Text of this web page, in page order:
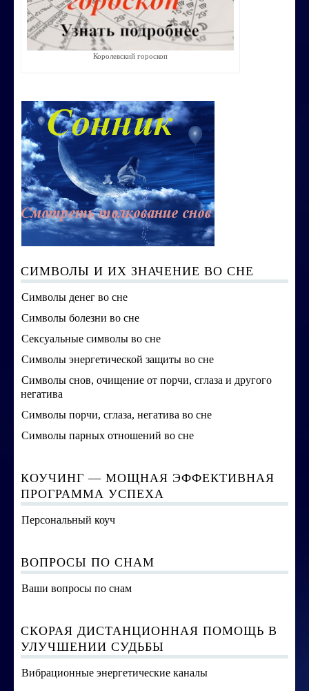
Строим счастливую семью
СТОИМОСТЬ УСЛУГ
КОНТАКТЫ
Королевский гороскоп
СИМВОЛЫ И ИХ ЗНАЧЕНИЕ ВО СНЕ
Символы денег во сне
Символы болезни во сне
Сексуальные символы во сне
Символы энергетической защиты во сне
Символы снов, очищение от порчи, сглаза и другого
негатива
Символы порчи, сглаза, негатива во сне
Символы парных отношений во сне
КОУЧИНГ — МОЩНАЯ ЭФФЕКТИВНАЯ
ПРОГРАММА УСПЕХА
Персональный коуч
ВОПРОСЫ ПО СНАМ
Ваши вопросы по снам
СКОРАЯ ДИСТАНЦИОННАЯ ПОМОЩЬ В
УЛУЧШЕНИИ СУДЬБЫ
Вибрационные энергетические каналы